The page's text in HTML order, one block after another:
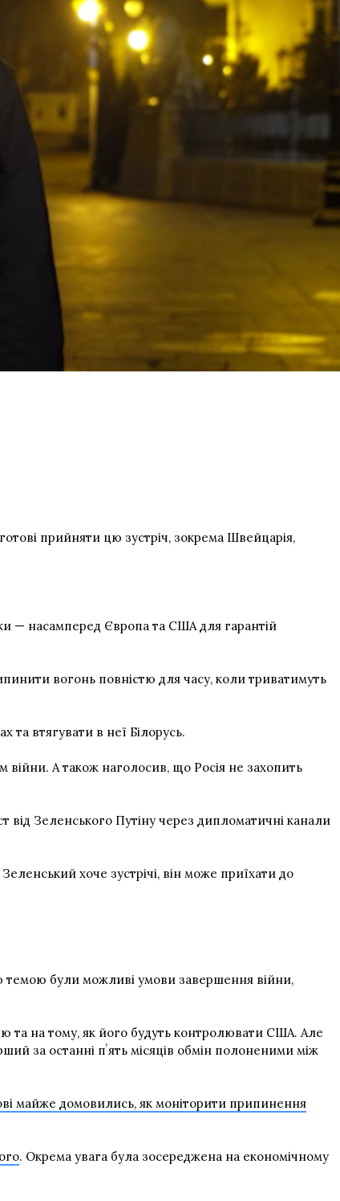
прийняти цю зустріч, зокрема Швейцарія,
— насамперед Європа та США для гарантій
вогонь повністю для часу, коли триватимуть
та втягувати в неї Білорусь.
А також наголосив, що Росія не захопить
від Зеленського Путіну через дипломатичні канали
хоче зустрічі, він може приїхати до
темою були можливі умови завершення війни,
та на тому, як його будуть контролювати США. Але
за останні пʼять місяців обмін полоненими між
майже домовились, як моніторити припинення
. Окрема увага була зосереджена на економічному